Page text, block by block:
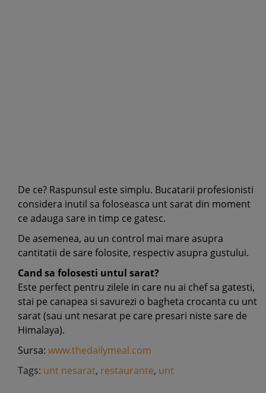
De ce? Raspunsul este simplu. Bucatarii profesionisti
considera inutil sa foloseasca unt sarat din moment
ce adauga sare in timp ce gatesc.
De asemenea, au un control mai mare asupra
cantitatii de sare folosite, respectiv asupra gustului.
Cand sa folosesti untul sarat?
Este perfect pentru zilele in care nu ai chef sa gatesti,
stai pe canapea si savurezi o bagheta crocanta cu unt
sarat (sau unt nesarat pe care presari niste sare de
Himalaya).
Sursa: www.thedailymeal.com
Tags: unt nesarat, restaurante, unt